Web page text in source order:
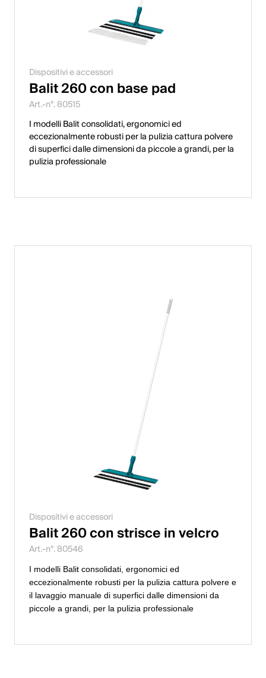
Dispositivi e accessori
Balit 260 con base pad
Art.-n°. 80515
I modelli Balit consolidati, ergonomici ed
eccezionalmente robusti per la pulizia cattura polvere
di superfici dalle dimensioni da piccole a grandi, per la
pulizia professionale
Dispositivi e accessori
Balit 260 con strisce in velcro
Art.-n°. 80546
I modelli Balit consolidati, ergonomici ed
eccezionalmente robusti per la pulizia cattura polvere e
il lavaggio manuale di superfici dalle dimensioni da
piccole a grandi, per la pulizia professionale